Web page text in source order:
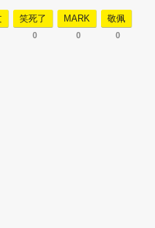
笑死了
0
MARK
0
敬佩
0